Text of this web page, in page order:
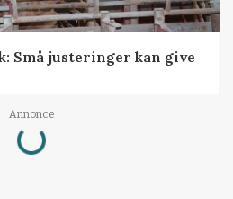
Små justeringer kan give
Annonce
Loading...